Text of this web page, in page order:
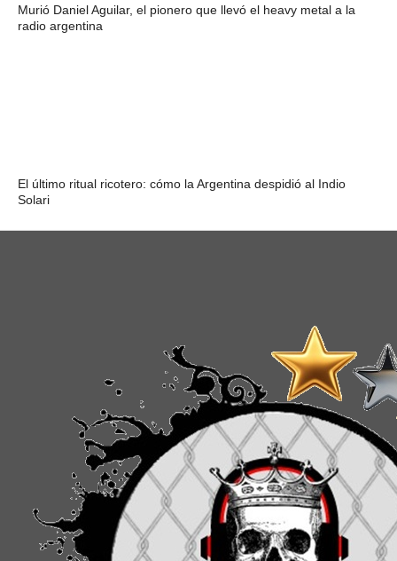
Murió Daniel Aguilar, el pionero que llevó el heavy metal a la
radio argentina
El último ritual ricotero: cómo la Argentina despidió al Indio
Solari